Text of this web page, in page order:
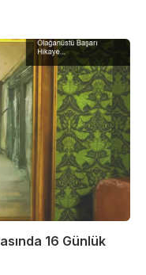
16 Günlük